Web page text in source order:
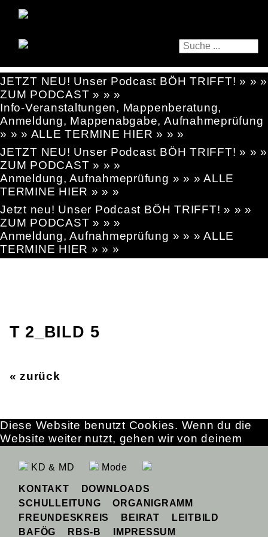
JETZT NEU! Unser Podcast BÖH TRIFFT! » » »
ZUM PODCAST » » »
Info-Veranstaltungen, Mappenberatung,
Anmeldung, Mappenabgabe, Aufnahmeprüfung
» » » ALLE TERMINE HIER » » »
JETZT NEU! Unser Podcast BÖH TRIFFT! » » »
ZUM PODCAST » » »
Anmeldung, Aufnahmeprüfung » » » ALLE
TERMINE HIER » » »
Jetzt neu! Unser Podcast BÖH TRIFFT! » » »
ZUM PODCAST » » »
Anmeldung, Aufnahmeprüfung » » » ALLE
TERMINE HIER » » »
T 2_BILD 5
« zurück
KD & MD Mode
KONTAKT
DOWNLOADS
SCHULLEITUNG
ORGANIGRAMM
FREUNDESKREIS
BEIRAT
LEITBILD
BAFÖG
RBS-B IMPRESSUM
Diese Website benutzt Cookies. Wenn du die
Website weiter nutzt, gehen wir von deinem